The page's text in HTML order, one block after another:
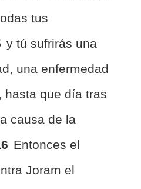
tus
y tú sufrirás una
una enfermedad
hasta que día tras
causa de la
Entonces el
Joram el